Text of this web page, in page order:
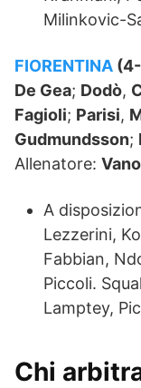
Milinkovic-
FIORENTINA
De Gea; Dodò,
Fagioli; Parisi,
Gudmundsson;
Allenatore:
A
Lezzerini,
Fabbian,
Piccoli.
Lamptey,
Chi